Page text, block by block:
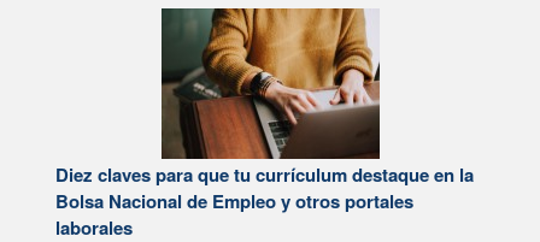
Diez claves para que tu currículum destaque en la
Bolsa Nacional de Empleo y otros portales
laborales